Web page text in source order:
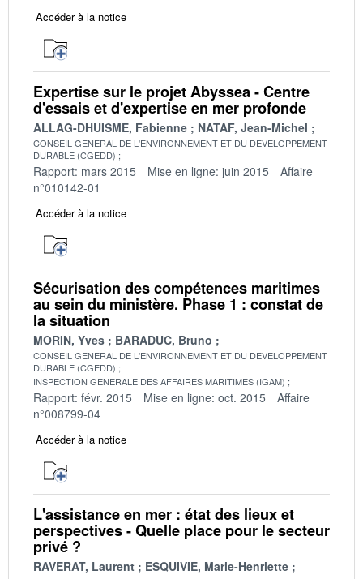
Accéder à la notice
Expertise sur le projet Abyssea - Centre
d'essais et d'expertise en mer profonde
ALLAG-DHUISME, Fabienne NATAF, Jean-Michel
CONSEIL GENERAL DE L'ENVIRONNEMENT ET DU DEVELOPPEMENT
DURABLE (CGEDD)
Rapport: mars 2015 Mise en ligne: juin 2015
Affaire
n°010142-01
Accéder à la notice
Sécurisation des compétences maritimes
au sein du ministère. Phase 1 : constat de
la situation
MORIN, Yves BARADUC, Bruno
CONSEIL GENERAL DE L'ENVIRONNEMENT ET DU DEVELOPPEMENT
DURABLE (CGEDD)
INSPECTION GENERALE DES AFFAIRES MARITIMES (IGAM)
Rapport: févr. 2015 Mise en ligne: oct. 2015
Affaire
n°008799-04
Accéder à la notice
L'assistance en mer : état des lieux et
perspectives - Quelle place pour le secteur
privé ?
RAVERAT, Laurent ESQUIVIE, Marie-Henriette